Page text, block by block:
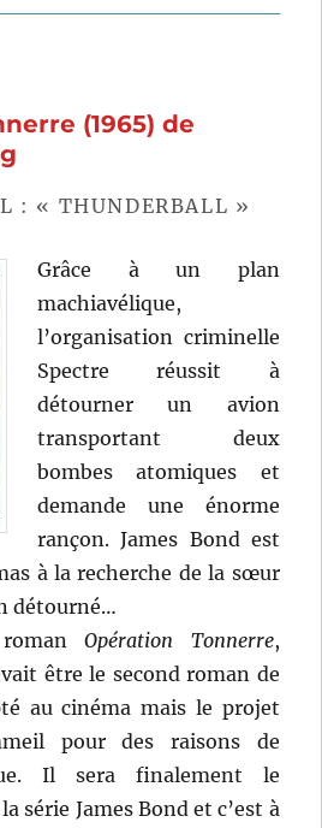
(1965) de
: « THUNDERBALL »
Grâce à un plan
machiavélique,
l’organisation criminelle
Spectre réussit à
détourner un avion
transportant deux
bombes atomiques et
demande une énorme
rançon. James Bond est
à la recherche de la sœur
détourné…
romanOpération Tonnerre,
être le second roman de
au cinéma mais le projet
pour des raisons de
Il sera finalement le
série James Bond et c’est à